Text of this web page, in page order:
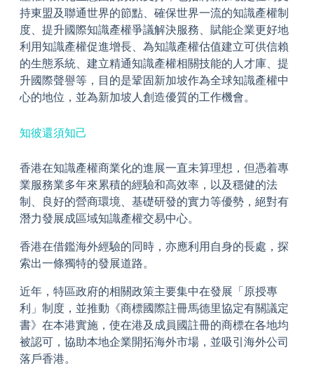
持東盟及聯通世界的節點、確保世界一流的知識產權制
度、提升國際知識產權爭議解決服務、賦能企業更好地
利用知識產權促進增長、為知識產權估值建立可供信賴
的生態系統、建立精通知識產權相關技能的人才庫、提
升國際聲譽等，目的是鞏固新加坡作為全球知識產權中
心的地位，並為新加坡人創造優質的工作機會。
知彼還須知己
香港在知識產權商業化的進展一直未算理想，但憑着專
業服務業多年來累積的經驗和高效率，以及穩健的法
制、良好的營商環境、基礎研發的實力等優勢，絕對有
潛力發展成區域知識產權交易中心。
香港在借鑑海外經驗的同時，亦應利用自身的長處，探
索出一條獨特的發展道路。
近年，特區政府的相關政策主要集中在發展「原授專
利」制度，並推動《商標國際註冊馬德里協定有關議定
書》在本港實施，使在港及成員國註冊的商標在各地均
被認可，協助本地企業開拓海外市場，並吸引海外公司
落戶香港。